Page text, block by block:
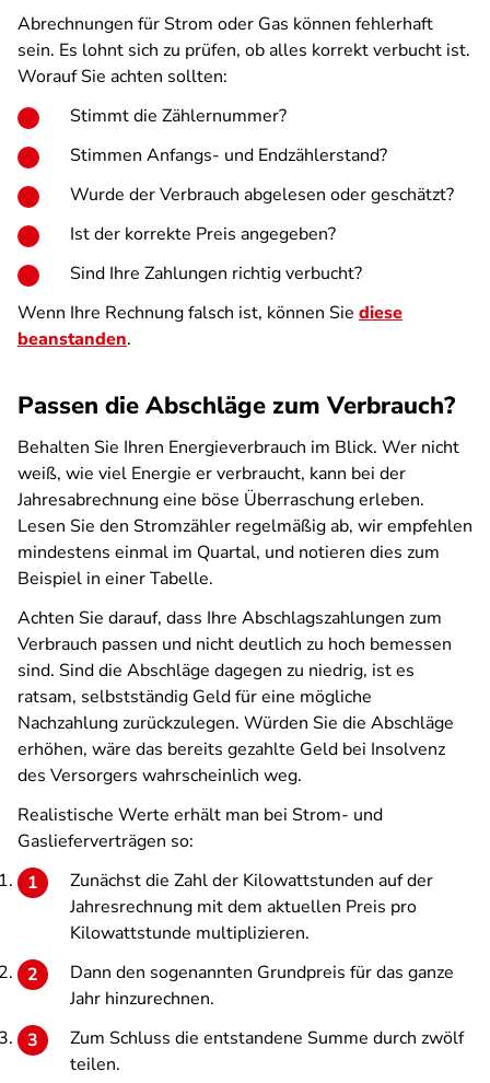
Abrechnungen für Strom oder Gas können fehlerhaft
sein. Es lohnt sich zu prüfen, ob alles korrekt verbucht ist.
Worauf Sie achten sollten:
Stimmt die Zählernummer?
Stimmen Anfangs- und Endzählerstand?
Wurde der Verbrauch abgelesen oder geschätzt?
Ist der korrekte Preis angegeben?
Sind Ihre Zahlungen richtig verbucht?
Wenn Ihre Rechnung falsch ist, können Sie diese
beanstanden.
Passen die Abschläge zum Verbrauch?
Behalten Sie Ihren Energieverbrauch im Blick. Wer nicht
weiß, wie viel Energie er verbraucht, kann bei der
Jahresabrechnung eine böse Überraschung erleben.
Lesen Sie den Stromzähler regelmäßig ab, wir empfehlen
mindestens einmal im Quartal, und notieren dies zum
Beispiel in einer Tabelle.
Achten Sie darauf, dass Ihre Abschlagszahlungen zum
Verbrauch passen und nicht deutlich zu hoch bemessen
sind. Sind die Abschläge dagegen zu niedrig, ist es
ratsam, selbstständig Geld für eine mögliche
Nachzahlung zurückzulegen. Würden Sie die Abschläge
erhöhen, wäre das bereits gezahlte Geld bei Insolvenz
des Versorgers wahrscheinlich weg.
Realistische Werte erhält man bei Strom- und
Gaslieferverträgen so:
Zunächst die Zahl der Kilowattstunden auf der
Jahresrechnung mit dem aktuellen Preis pro
Kilowattstunde multiplizieren.
Dann den sogenannten Grundpreis für das ganze
Jahr hinzurechnen.
Zum Schluss die entstandene Summe durch zwölf
teilen.